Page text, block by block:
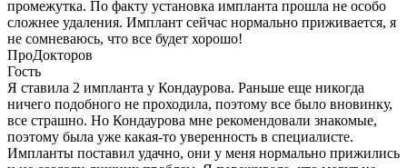
промежутка. По факту установка импланта прошла не особо
сложнее удаления. Имплант сейчас нормально приживается, я
не сомневаюсь, что все будет хорошо!
ПроДокторов
Гость
Я ставила 2 импланта у Кондаурова. Раньше еще никогда
ничего подобного не проходила, поэтому все было вновинку,
все страшно. Но Кондаурова мне рекомендовали знакомые,
поэтому была уже какая-то уверенность в специалисте.
Импланты​ поставил удачно, они у меня нормально прижились